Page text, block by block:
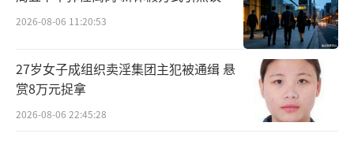
2026-08-06 11:20:53
27岁女子成组织卖淫集团主犯被通缉 悬
赏8万元捉拿
2026-08-06 22:45:28